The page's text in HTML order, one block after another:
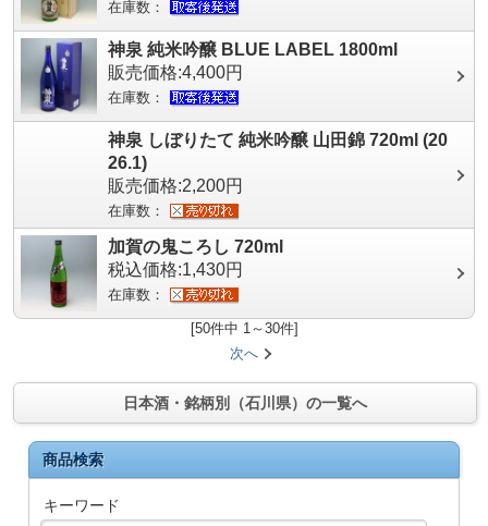
在庫数：
神泉 純米吟醸 BLUE LABEL 1800ml
販売価格:4,400円
在庫数：
神泉 しぼりたて 純米吟醸 山田錦 720ml (20
26.1)
販売価格:2,200円
在庫数：
加賀の鬼ころし 720ml
税込価格:1,430円
在庫数：
[50件中 1～30件]
次へ
日本酒・銘柄別（石川県）の一覧へ
商品検索
キーワード